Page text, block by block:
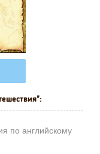
по английскому